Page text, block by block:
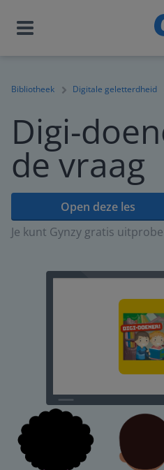
Bibliotheek Digitale geletterdheid
Digi-
de vraag
Open deze les
Je kunt Gynzy gratis